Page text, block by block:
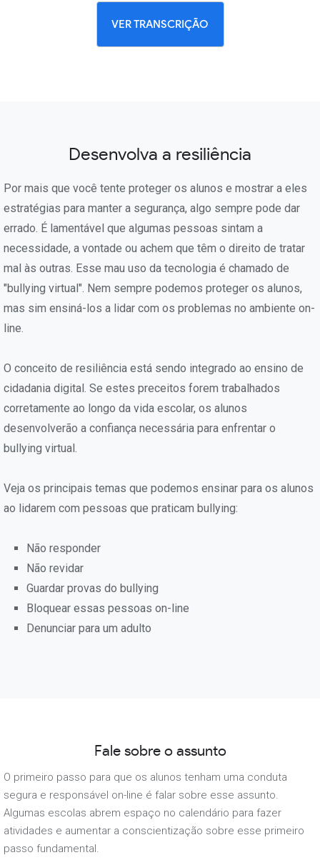
VER TRANSCRIÇÃO
Desenvolva a resiliência
Por mais que você tente proteger os alunos e mostrar a eles
estratégias para manter a segurança, algo sempre pode dar
errado. É lamentável que algumas pessoas sintam a
necessidade, a vontade ou achem que têm o direito de tratar
mal às outras. Esse mau uso da tecnologia é chamado de
"bullying virtual". Nem sempre podemos proteger os alunos,
mas sim ensiná-los a lidar com os problemas no ambiente on-
line.
O conceito de resiliência está sendo integrado ao ensino de
cidadania digital. Se estes preceitos forem trabalhados
corretamente ao longo da vida escolar, os alunos
desenvolverão a confiança necessária para enfrentar o
bullying virtual.
Veja os principais temas que podemos ensinar para os alunos
ao lidarem com pessoas que praticam bullying:
Não responder
Não revidar
Guardar provas do bullying
Bloquear essas pessoas on-line
Denunciar para um adulto
Fale sobre o assunto
O primeiro passo para que os alunos tenham uma conduta
segura e responsável on-line é falar sobre esse assunto.
Algumas escolas abrem espaço no calendário para fazer
atividades e aumentar a conscientização sobre esse primeiro
passo fundamental.